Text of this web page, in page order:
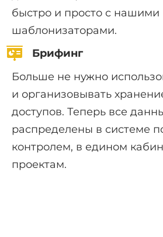
быстро и просто с нашими
шаблонизаторами.
Брифинг
Больше не нужно
и организовывать
доступов. Теперь все
распределены в системе
контролем, в едином
проектам.